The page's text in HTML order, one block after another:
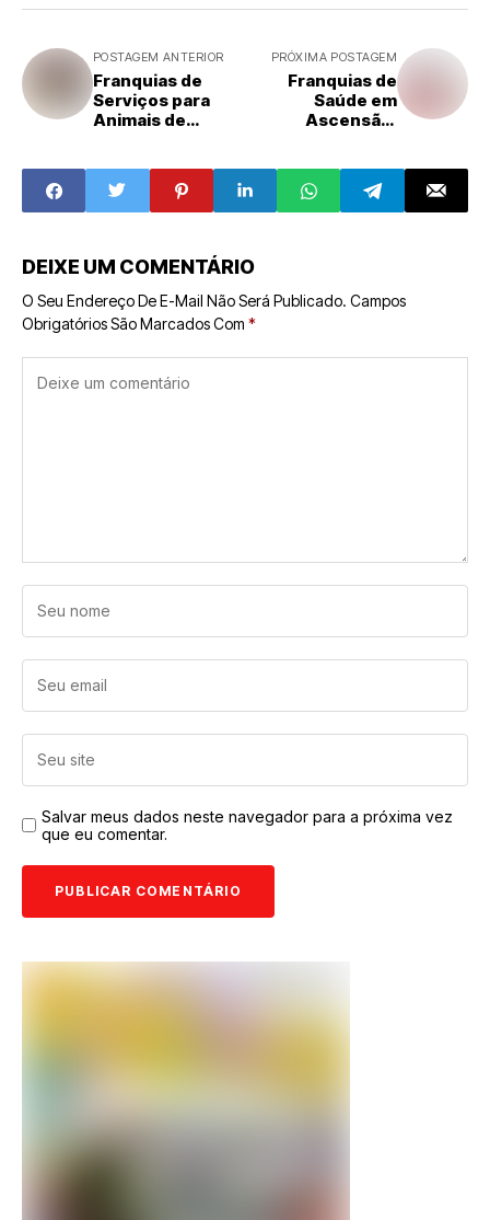
POSTAGEM ANTERIOR
Franquias de
Serviços para
Animais de
Mercado em
Expansão
PRÓXIMA POSTAGEM
Franquias de
Saúde em
Ascensão:
Estar Conquistam
o Mercado
DEIXE UM COMENTÁRIO
O Seu Endereço De E-Mail Não Será Publicado. Campos
Obrigatórios São Marcados Com *
Salvar meus dados neste navegador para a próxima vez
que eu comentar.